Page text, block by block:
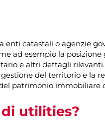
catastali o agenzie
ad esempio la
e altri dettagli
del territorio e la
patrimonio immobiliare
utilities?